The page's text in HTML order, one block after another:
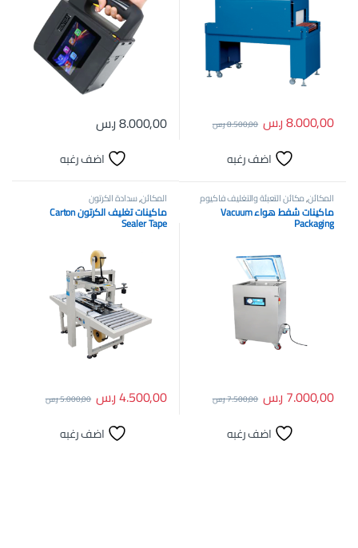
8.000,00ر.س 8.500,00ر.س
اضف رغبه
8.000,00ر.س
اضف رغبه
المكائن,مكائن التعبئة والتغليف فاكيوم
ماكينات شفط هواء Vacuum
Packaging
7.000,00 ر.س 7.500,00ر.س
اضف رغبه
المكائن,سدادة الكرتون
ماكينات تغليف الكرتون Carton
Sealer Tape
4.500,00ر.س 5.000,00ر.س
اضف رغبه